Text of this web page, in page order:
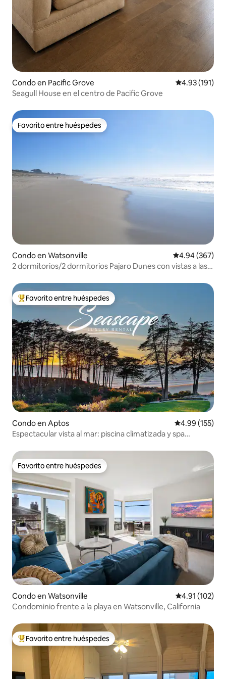
Condo en Pacific Grove Calificación
4.93 (191)
Seagull House en el centro de Pacific Grove
Favorito entre huéspedes
Favorito entre huéspedes
Condo en Watsonville Calificación
4.94 (367)
2 dormitorios/2 dormitorios Pajaro Dunes con vistas a las
Favorito entre huéspedes preferido
Favorito entre huéspedes
Condo en Aptos Calificación
4.99 (155)
Espectacular vista al mar: piscina climatizada y spa
Favorito entre huéspedes
Favorito entre huéspedes
Condo en Watsonville Calificación
4.91 (102)
Condominio frente a la playa en Watsonville, California
Favorito entre huéspedes preferido
Favorito entre huéspedes